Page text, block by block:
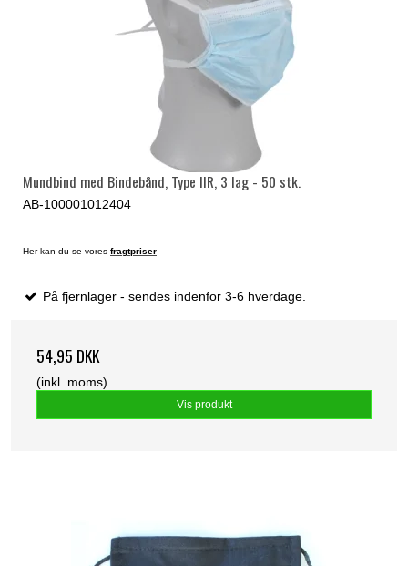
Mundbind med Bindebånd, Type IIR, 3 lag - 50 stk.
AB-100001012404
Her kan du se vores fragtpriser
På fjernlager - sendes indenfor 3-6 hverdage.
54,95 DKK
(inkl. moms)
Vis produkt